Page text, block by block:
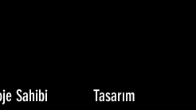
Sahibi Tasarım